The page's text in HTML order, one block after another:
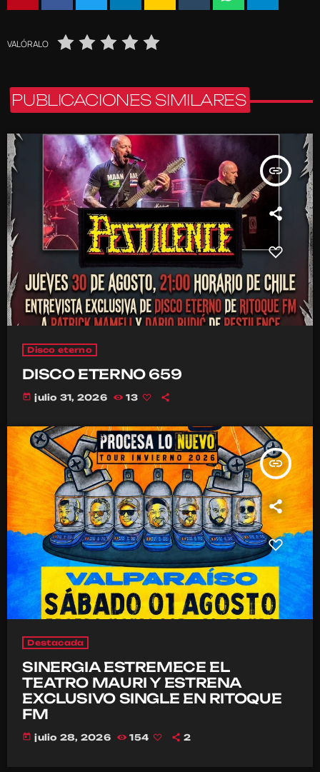
VALÓRALO
PUBLICACIONES SIMILARES
insert_link
Disco eterno
DISCO ETERNO 659
today julio 31, 2026 13
insert_link
Destacada
SINERGIA ESTREMECE EL
TEATRO MAURI Y ESTRENA
EXCLUSIVO SINGLE EN RITOQUE
FM
today julio 28, 2026 154 2